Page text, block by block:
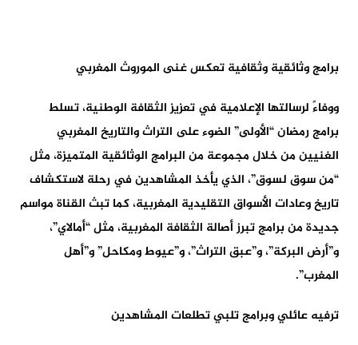
برامج وثائقية وثقافية تعكس غنى الموروث المغربي
ووفاءً لرسالتها الإعلامية في تعزيز الثقافة الوطنية، تسلط
برامج رمضان “الأولى” الضوء على التراث والتاريخ المغربي
الغنيين من خلال مجموعة من البرامج الوثائقية المتميزة، مثل
“من سوق لسوق”، الذي يأخذ المشاهدين في رحلة لاستكشاف
تاريخ وعادات الأسواق التقليدية المغربية، كما تبث القناة مواسم
جديدة من برامج تبرز أصالة الثقافة المغربية، مثل “أمالاي”،
و”أرض البركة”، و”عبق التراث”، و”عيوط ومكاحل” و”أهل
المغرب”.
ترفيه عائلي وبرامج تلبي تطلعات المشاهدين